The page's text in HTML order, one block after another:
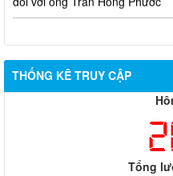
THỐNG KÊ TRUY CẬP
Tổng